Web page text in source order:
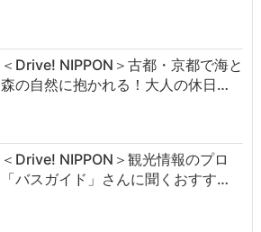
＜Drive! NIPPON＞古都・京都で海と
森の自然に抱かれる！大人の休日…
＜Drive! NIPPON＞観光情報のプロ
「バスガイド」さんに聞くおすす…